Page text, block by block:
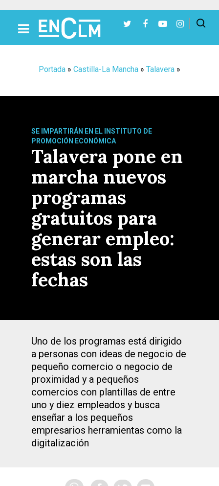
Portada » Castilla-La Mancha » Talavera »
SE IMPARTIRÁN EN EL INSTITUTO DE
PROMOCIÓN ECONÓMICA
Talavera pone en
marcha nuevos
programas
gratuitos para
generar empleo:
estas son las
fechas
Uno de los programas está dirigido
a personas con ideas de negocio de
pequeño comercio o negocio de
proximidad y a pequeños
comercios con plantillas de entre
uno y diez empleados y busca
enseñar a los pequeños
empresarios herramientas como la
digitalización